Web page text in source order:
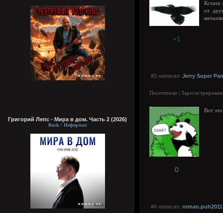
Григорий Лепс - Мира в дом. Часть 2 (2026)
Rock / Неформат
Кстати
от
+1
#3 написал: Jerry Super
Посетители |
Вот
0
#4 написал: roman.puh2011